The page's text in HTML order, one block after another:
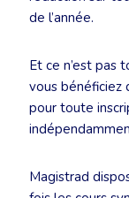
de l’année.
Et ce n’est pas
vous bénéficiez
pour toute
Magistrad